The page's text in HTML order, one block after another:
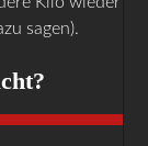
sagen).